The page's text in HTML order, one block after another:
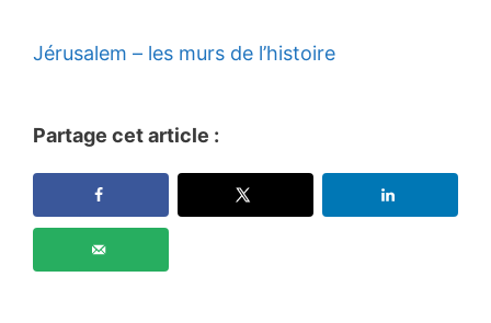
Jérusalem – les murs de l’histoire
Partage cet article :